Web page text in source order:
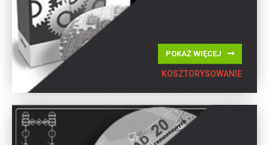
POKAŻ WIĘCEJ
KOSZTORYSOWANIE